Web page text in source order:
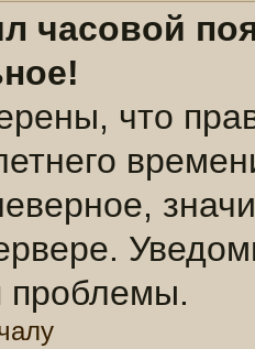
часовой
что
проблемы.